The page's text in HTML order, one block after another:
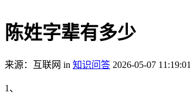
陈姓字辈有多少
来源：互联网 in 知识问答 2026-05-07 11:19:01
1、